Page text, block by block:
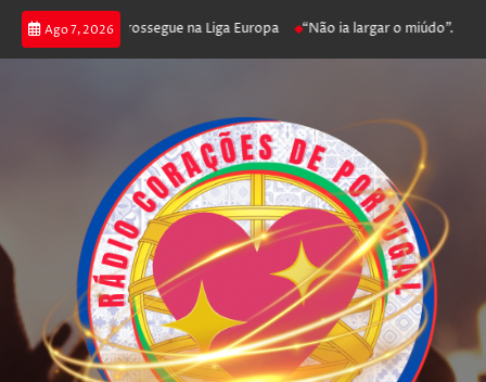
Ago 7, 2026
joga poker e prossegue na Liga Europa “Não ia largar o miúdo”.